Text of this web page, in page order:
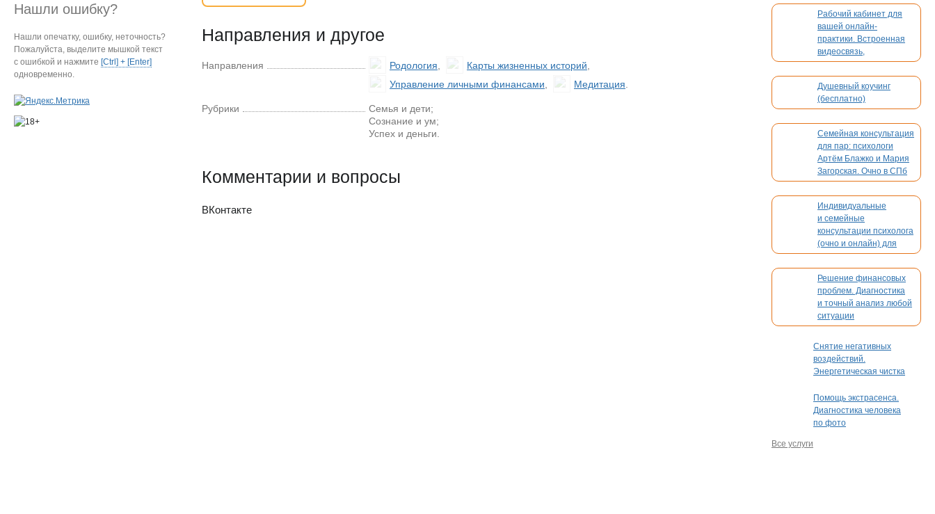
Рабочий кабинет для
вашей онлайн-
практики. Встроенная
видеосвязь,
бронирование,
платежи. Без
конкуренции
Душевный коучинг
(бесплатно)
Семейная консультация
для пар: психологи
Артём Блажко и Мария
Загорская. Очно в СПб
и онлайн
Индивидуальные
и семейные
консультации психолога
(очно и онлайн) для
взрослых и детей
Решение финансовых
проблем. Диагностика
и точный анализ любой
ситуации
Снятие негативных
воздействий.
Энергетическая чистка
Помощь экстрасенса.
Диагностика человека
по фото
Все услуги
Направления и другое
Направления Родология, Карты жизненных историй,
Управление личными финансами, Медитация.
Рубрики
Семья и дети;
Сознание и ум;
Успех и деньги.
Комментарии и вопросы
ВКонтакте
Нашли ошибку?
Нашли опечатку, ошибку, неточность?
Пожалуйста, выделите мышкой текст
с ошибкой и нажмите [Ctrl] + [Enter]
одновременно.